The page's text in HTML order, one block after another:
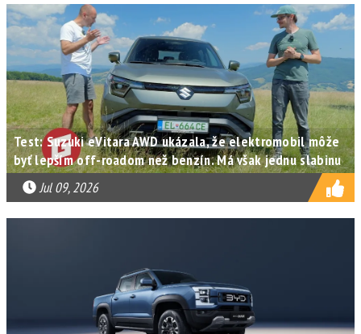
Test: Suzuki eVitara AWD ukázala, že elektromobil môže
byť lepším off-roadom než benzín. Má však jednu slabinu
Jul 09, 2026